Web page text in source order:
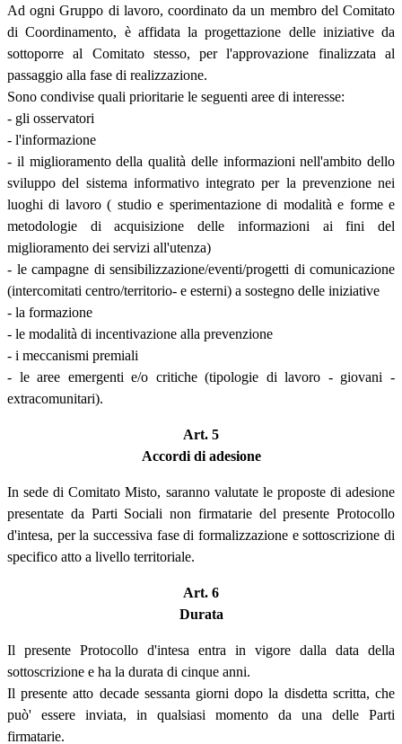
Ad ogni Gruppo di lavoro, coordinato da un membro del Comitato
di Coordinamento, è affidata la progettazione delle iniziative da
sottoporre al Comitato stesso, per l'approvazione finalizzata al
passaggio alla fase di realizzazione.
Sono condivise quali prioritarie le seguenti aree di interesse:
- gli osservatori
- l'informazione
- il miglioramento della qualità delle informazioni nell'ambito dello
sviluppo del sistema informativo integrato per la prevenzione nei
luoghi di lavoro ( studio e sperimentazione di modalità e forme e
metodologie di acquisizione delle informazioni ai fini del
miglioramento dei servizi all'utenza)
- le campagne di sensibilizzazione/eventi/progetti di comunicazione
(intercomitati centro/territorio- e esterni) a sostegno delle iniziative
- la formazione
- le modalità di incentivazione alla prevenzione
- i meccanismi premiali
- le aree emergenti e/o critiche (tipologie di lavoro - giovani -
extracomunitari).
Art. 5
Accordi di adesione
In sede di Comitato Misto, saranno valutate le proposte di adesione
presentate da Parti Sociali non firmatarie del presente Protocollo
d'intesa, per la successiva fase di formalizzazione e sottoscrizione di
specifico atto a livello territoriale.
Art. 6
Durata
Il presente Protocollo d'intesa entra in vigore dalla data della
sottoscrizione e ha la durata di cinque anni.
Il presente atto decade sessanta giorni dopo la disdetta scritta, che
può' essere inviata, in qualsiasi momento da una delle Parti
firmatarie.